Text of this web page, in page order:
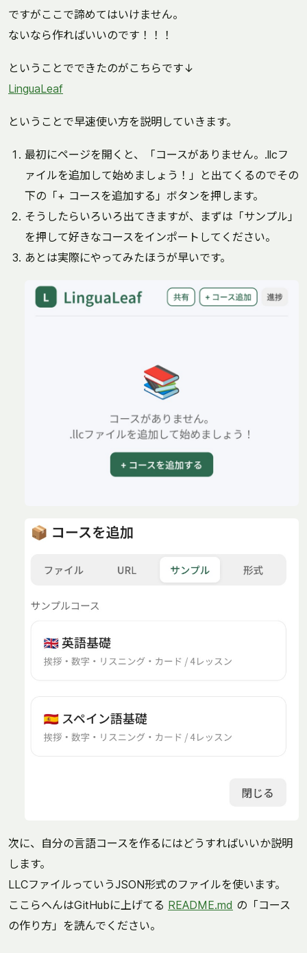
ですがここで諦めてはいけません。
ないなら作ればいいのです！！！
ということでできたのがこちらです↓
LinguaLeaf
ということで早速使い方を説明していきます。
最初にページを開くと、「コースがありません。.llcフ
ァイルを追加して始めましょう！」と出てくるのでその
下の「+ コースを追加する」ボタンを押します。
そうしたらいろいろ出てきますが、まずは「サンプル」
を押して好きなコースをインポートしてください。
あとは実際にやってみたほうが早いです。
次に、自分の言語コースを作るにはどうすればいいか説明
します。
LLCファイルっていうJSON形式のファイルを使います。
ここらへんはGitHubに上げてる README.md の「コース
の作り方」を読んでください。